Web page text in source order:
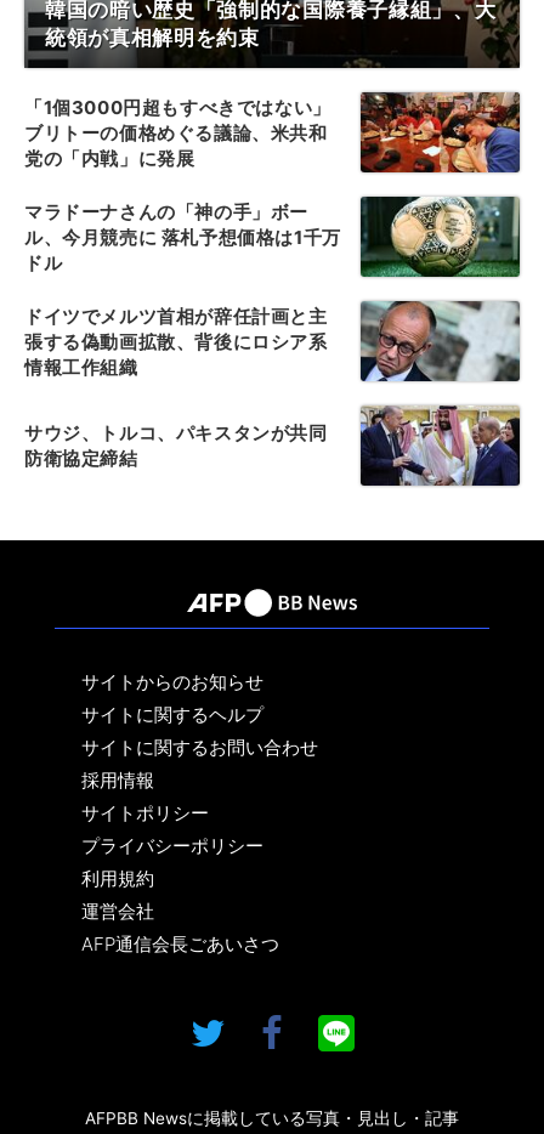
韓国の暗い歴史「強制的な国際養子縁組」、大
統領が真相解明を約束
「1個3000円超もすべきではない」
ブリトーの価格めぐる議論、米共和
党の「内戦」に発展
マラドーナさんの「神の手」ボー
ル、今月競売に 落札予想価格は1千万
ドル
ドイツでメルツ首相が辞任計画と主
張する偽動画拡散、背後にロシア系
情報工作組織
サウジ、トルコ、パキスタンが共同
防衛協定締結
サイトからのお知らせ
サイトに関するヘルプ
サイトに関するお問い合わせ
採用情報
サイトポリシー
プライバシーポリシー
利用規約
運営会社
AFP通信会長ごあいさつ
AFPBB Newsに掲載している写真・見出し・記事